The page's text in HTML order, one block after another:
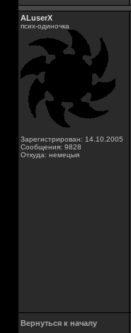
ALuserX
псих-одиночка
Зарегистрирован: 14.10.2005
Сообщения: 9828
Откуда: немецыя
Вернуться к началу